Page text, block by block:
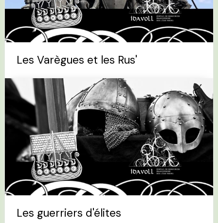
Les Varègues et les Rus'
Les guerriers d'élites